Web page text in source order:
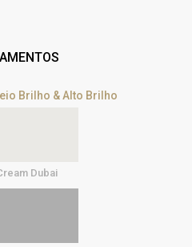
Brilho & Alto Brilho
Dubai